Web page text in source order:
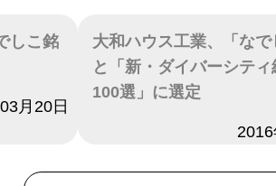
しこ銘
月20日
大和ハウス工業、「なで
と「新・ダイバーシテ
100選」に選定